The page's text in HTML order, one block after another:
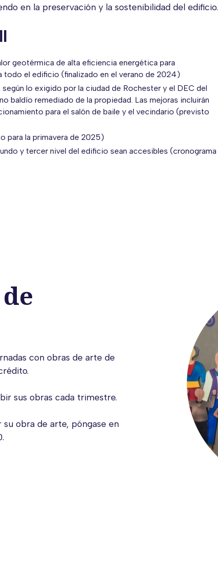
en la preservación y la sostenibilidad del edificio.
geotérmica de alta eficiencia energética para
el edificio (finalizado en el verano de 2024)
lo exigido por la ciudad de Rochester y el DEC del
baldío remediado de la propiedad. Las mejoras incluirán
para el salón de baile y el vecindario (previsto
para la primavera de 2025)
y tercer nivel del edificio sean accesibles (cronograma
con obras de arte de
sus obras cada trimestre.
obra de arte, póngase en